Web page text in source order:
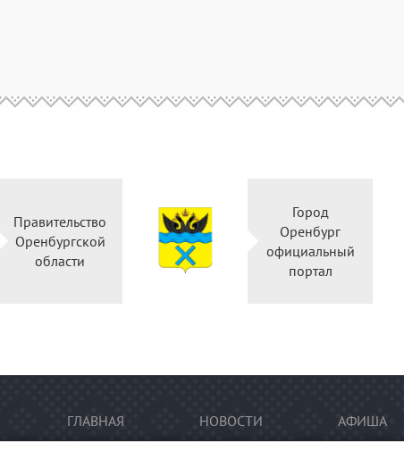
Правительство
Оренбургской
области
Город
Оренбург
официальный
портал
ГЛАВНАЯ НОВОСТИ АФИША